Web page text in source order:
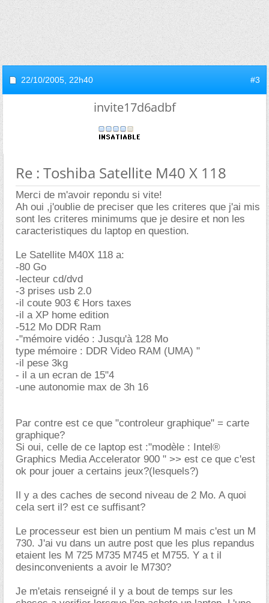
22/10/2005, 22h40 #3
invite17d6adbf
Re : Toshiba Satellite M40 X 118
Merci de m'avoir repondu si vite!
Ah oui ,j'oublie de preciser que les criteres que j'ai mis
sont les criteres minimums que je desire et non les
caracteristiques du laptop en question.
Le Satellite M40X 118 a:
-80 Go
-lecteur cd/dvd
-3 prises usb 2.0
-il coute 903 € Hors taxes
-il a XP home edition
-512 Mo DDR Ram
-"mémoire vidéo : Jusqu'à 128 Mo
type mémoire : DDR Video RAM (UMA) "
-il pese 3kg
- il a un ecran de 15"4
-une autonomie max de 3h 16
Par contre est ce que "controleur graphique" = carte
graphique?
Si oui, celle de ce laptop est :"modèle : Intel®
Graphics Media Accelerator 900 " >> est ce que c'est
ok pour jouer a certains jeux?(lesquels?)
Il y a des caches de second niveau de 2 Mo. A quoi
cela sert il? est ce suffisant?
Le processeur est bien un pentium M mais c'est un M
730. J'ai vu dans un autre post que les plus repandus
etaient les M 725 M735 M745 et M755. Y a t il
desinconvenients a avoir le M730?
Je m'etais renseigné il y a bout de temps sur les